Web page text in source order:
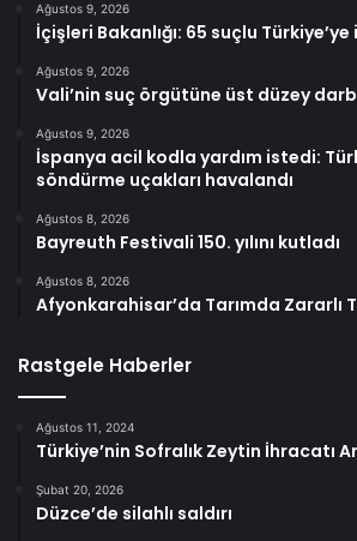
Ağustos 9, 2026
İçişleri Bakanlığı: 65 suçlu
Ağustos 9, 2026
Vali’nin suç örgütüne üst düzey
Ağustos 9, 2026
İspanya acil kodla yardım istedi:
söndürme uçakları havalandı
Ağustos 8, 2026
Bayreuth Festivali 150. yılını kutladı
Ağustos 8, 2026
Afyonkarahisar’da Tarımda Zararlı
Rastgele Haberler
Ağustos 11, 2024
Türkiye’nin Sofralık Zeytin İhracatı
Şubat 20, 2026
Düzce’de silahlı saldırı